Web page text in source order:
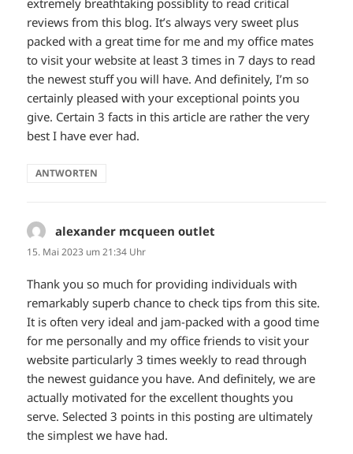
extremely breathtaking possiblity to read critical
reviews from this blog. It’s always very sweet plus
packed with a great time for me and my office mates
to visit your website at least 3 times in 7 days to read
the newest stuff you will have. And definitely, I’m so
certainly pleased with your exceptional points you
give. Certain 3 facts in this article are rather the very
best I have ever had.
ANTWORTEN
alexander mcqueen outlet
15. Mai 2023 um 21:34 Uhr
Thank you so much for providing individuals with
remarkably superb chance to check tips from this site.
It is often very ideal and jam-packed with a good time
for me personally and my office friends to visit your
website particularly 3 times weekly to read through
the newest guidance you have. And definitely, we are
actually motivated for the excellent thoughts you
serve. Selected 3 points in this posting are ultimately
the simplest we have had.